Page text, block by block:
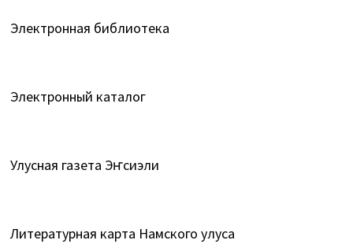
Электронная библиотека
Электронный каталог
Улусная газета Эҥсиэли
Литературная карта Намского улуса